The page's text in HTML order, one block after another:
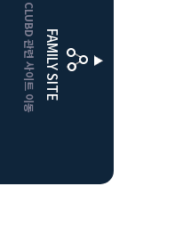
FAMILY SITE
CLUBD 관련 사이트 이동
클럽디더플레이어스